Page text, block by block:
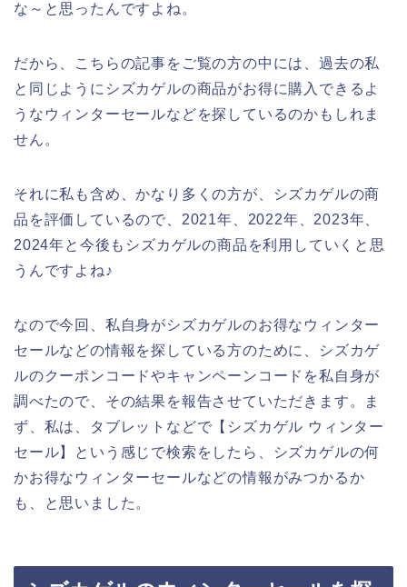
な～と思ったんですよね。
だから、こちらの記事をご覧の方の中には、過去の私
と同じようにシズカゲルの商品がお得に購入できるよ
うなウィンターセールなどを探しているのかもしれま
せん。
それに私も含め、かなり多くの方が、シズカゲルの商
品を評価しているので、2021年、2022年、2023年、
2024年と今後もシズカゲルの商品を利用していくと思
うんですよね♪
なので今回、私自身がシズカゲルのお得なウィンター
セールなどの情報を探している方のために、シズカゲ
ルのクーポンコードやキャンペーンコードを私自身が
調べたので、その結果を報告させていただきます。ま
ず、私は、タブレットなどで【シズカゲル ウィンター
セール】という感じで検索をしたら、シズカゲルの何
かお得なウィンターセールなどの情報がみつかるか
も、と思いました。